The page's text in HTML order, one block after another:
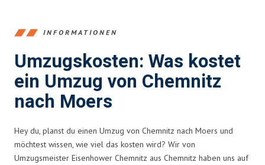
INFORMATIONEN
Umzugskosten: Was kostet
ein Umzug von Chemnitz
nach Moers
Hey du, planst du einen Umzug von Chemnitz nach Moers und
möchtest wissen, wie viel das kosten wird? Wir von
Umzugsmeister Eisenhower Chemnitz aus Chemnitz haben uns auf